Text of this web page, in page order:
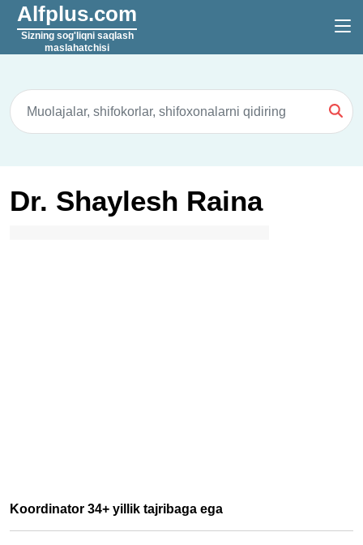
Alfplus.com
Sizning sog'liqni saqlash
maslahatchisi
Dr. Shaylesh Raina
Koordinator 34+ yillik tajribaga ega